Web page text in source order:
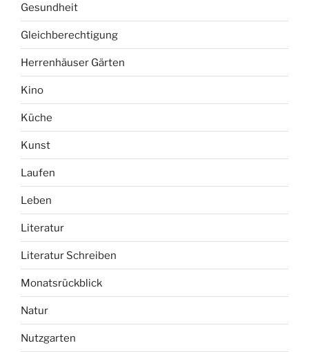
Gesundheit
Gleichberechtigung
Herrenhäuser Gärten
Kino
Küche
Kunst
Laufen
Leben
Literatur
Literatur Schreiben
Monatsrückblick
Natur
Nutzgarten